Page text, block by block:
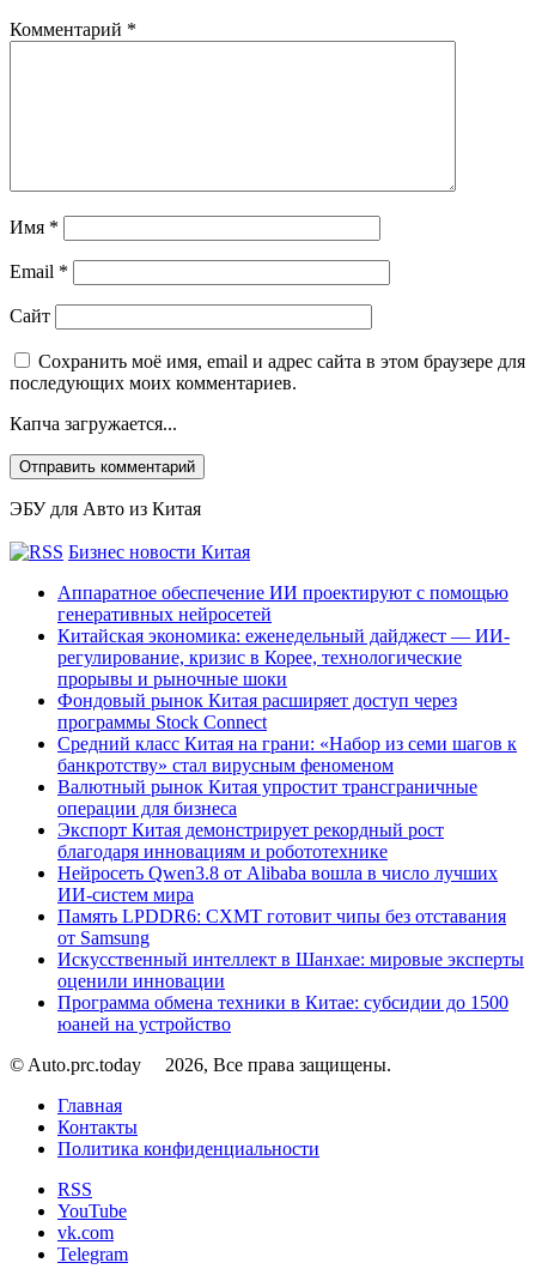
Комментарий *
Имя *
Email *
Сайт
Сохранить моё имя, email и адрес сайта в этом браузере для
последующих моих комментариев.
Капча загружается...
ЭБУ для Авто из Китая
Бизнес новости Китая
Аппаратное обеспечение ИИ проектируют с помощью
генеративных нейросетей
Китайская экономика: еженедельный дайджест — ИИ-
регулирование, кризис в Корее, технологические
прорывы и рыночные шоки
Фондовый рынок Китая расширяет доступ через
программы Stock Connect
Средний класс Китая на грани: «Набор из семи шагов к
банкротству» стал вирусным феноменом
Валютный рынок Китая упростит трансграничные
операции для бизнеса
Экспорт Китая демонстрирует рекордный рост
благодаря инновациям и робототехнике
Нейросеть Qwen3.8 от Alibaba вошла в число лучших
ИИ-систем мира
Память LPDDR6: CXMT готовит чипы без отставания
от Samsung
Искусственный интеллект в Шанхае: мировые эксперты
оценили инновации
Программа обмена техники в Китае: субсидии до 1500
юаней на устройство
© Auto.prc.today
2026, Все права защищены.
Главная
Контакты
Политика конфиденциальности
RSS
YouTube
vk.com
Telegram